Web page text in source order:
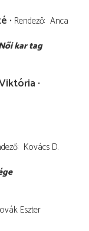
Rendező Anca
kar tag
Kovács D.
Eszter